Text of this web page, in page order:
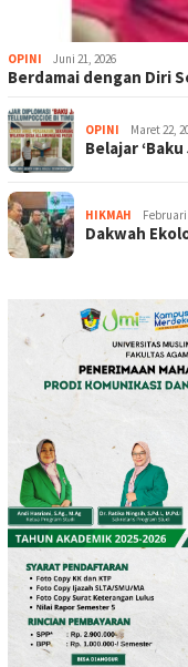
OPINI Juni 21, 2026
Berdamai dengan Diri
OPINI Maret 22,
Belajar
HIKMAH Februari
Dakwah